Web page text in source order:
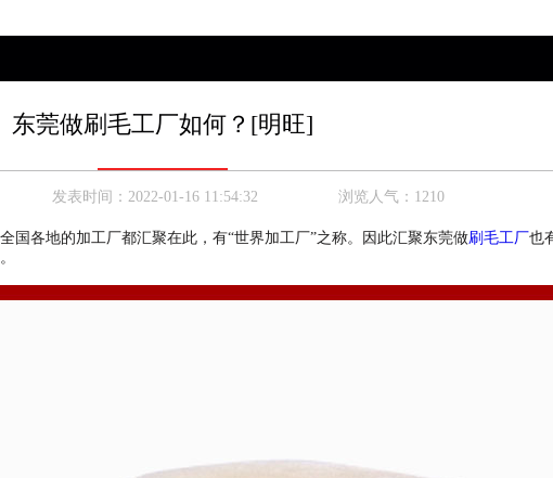
东莞做刷毛工厂如何？[明旺]
发表时间： 2022-01-16 11:54:32 浏览人气： 1210
国各地的加工厂都汇聚在此，有“世界加工厂”之称。因此汇聚东莞做刷毛工厂也